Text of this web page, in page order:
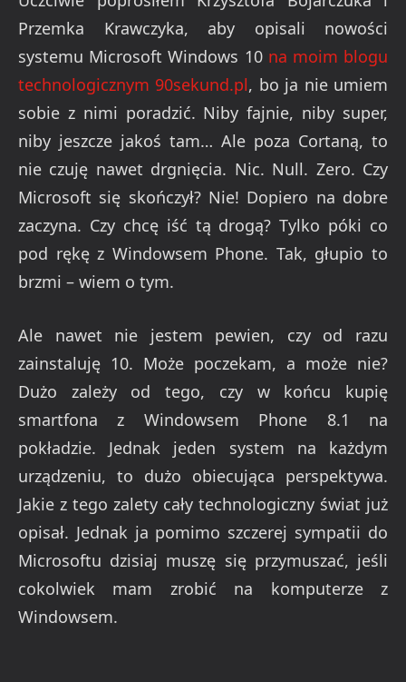
Przemka Krawczyka, aby opisali nowości
systemu Microsoft Windows 10 na moim blogu
technologicznym 90sekund.pl, bo ja nie umiem
sobie z nimi poradzić. Niby fajnie, niby super,
niby jeszcze jakoś tam… Ale poza Cortaną, to
nie czuję nawet drgnięcia. Nic. Null. Zero. Czy
Microsoft się skończył? Nie! Dopiero na dobre
zaczyna. Czy chcę iść tą drogą? Tylko póki co
pod rękę z Windowsem Phone. Tak, głupio to
brzmi – wiem o tym.
Ale nawet nie jestem pewien, czy od razu
zainstaluję 10. Może poczekam, a może nie?
Dużo zależy od tego, czy w końcu kupię
smartfona z Windowsem Phone 8.1 na
pokładzie. Jednak jeden system na każdym
urządzeniu, to dużo obiecująca perspektywa.
Jakie z tego zalety cały technologiczny świat już
opisał. Jednak ja pomimo szczerej sympatii do
Microsoftu dzisiaj muszę się przymuszać, jeśli
cokolwiek mam zrobić na komputerze z
Windowsem.